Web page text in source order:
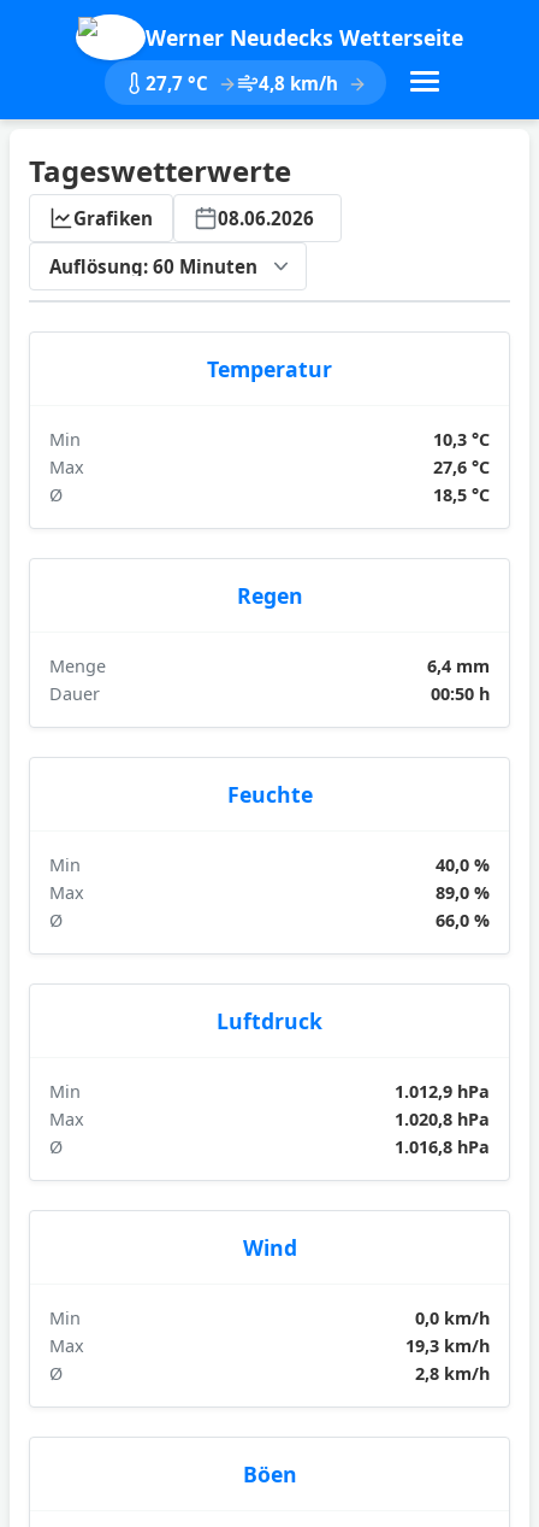
Werner Neudecks Wetterseite
27,7 °C 4,8 km/h
Tageswetterwerte
Grafiken
08.06.2026
Temperatur
Min
10,3 °C
Max
27,6 °C
Ø
18,5 °C
Regen
Menge
6,4 mm
Dauer
00:50 h
Feuchte
Min
40,0 %
Max
89,0 %
Ø
66,0 %
Luftdruck
Min
1.012,9 hPa
Max
1.020,8 hPa
Ø
1.016,8 hPa
Wind
Min
0,0 km/h
Max
19,3 km/h
Ø
2,8 km/h
Böen